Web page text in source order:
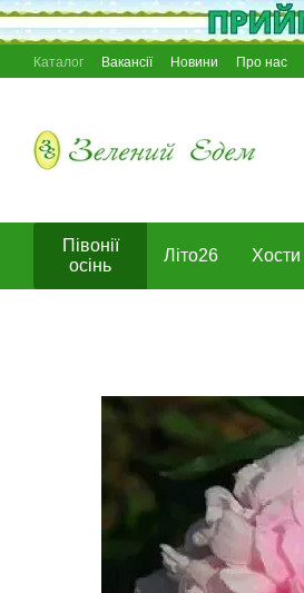
Перейти к основному контенту
Каталог Вакансії Новини Про нас
Півонії
осінь
Літо26 Хости